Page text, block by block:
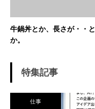
牛鍋丼とか、長さが・・と
か。
特集記事
仕事